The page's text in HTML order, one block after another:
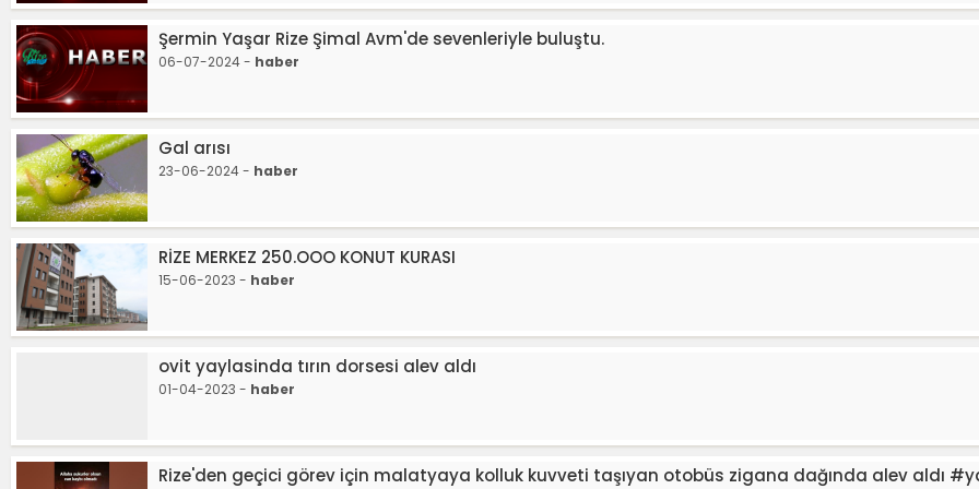
Şermin Yaşar Rize Şimal Avm'de sevenleriyle buluştu.
06-07-2024 - haber
Gal arısı
23-06-2024 - haber
RİZE MERKEZ 250.OOO KONUT KURASI
15-06-2023 - haber
ovit yaylasinda tırın dorsesi alev aldı
01-04-2023 - haber
Rize'den geçici görev için malatyaya kolluk kuvveti taşıyan otobüs zigana dağında alev aldı